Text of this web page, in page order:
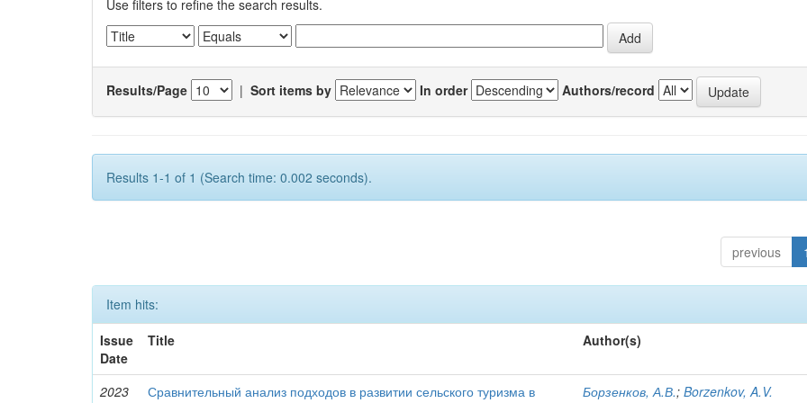
Use filters to refine the search results.
Results/Page | Sort items by In order Authors/record
Results 1-1 of 1 (Search time: 0.002 seconds).
previous 1
Item hits:
Issue
Date
Title Author(s)
2023
Сравнительный анализ подходов в развитии сельского туризма в
Борзенков, А.В.;Borzenkov, A.V.